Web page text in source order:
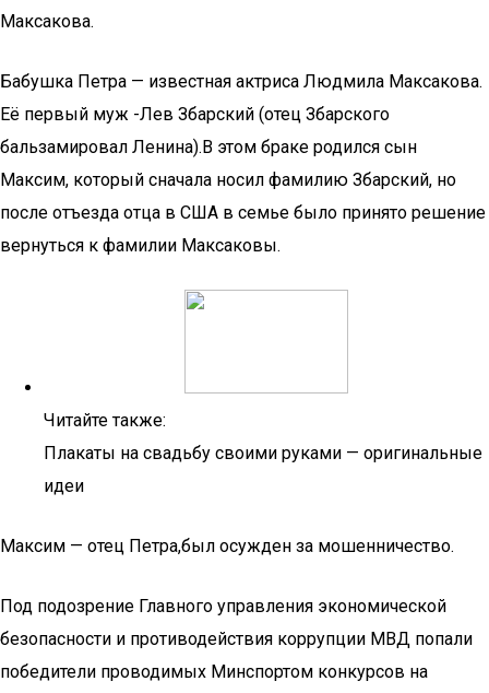
Максакова.
Бабушка Петра — известная актриса Людмила Максакова.
Её первый муж -Лев Збарский (отец Збарского
бальзамировал Ленина).В этом браке родился сын
Максим, который сначала носил фамилию Збарский, но
после отъезда отца в США в семье было принято решение
вернуться к фамилии Максаковы.
Читайте также:
Плакаты на свадьбу своими руками — оригинальные
идеи
Максим — отец Петра,был осужден за мошенничество.
Под подозрение Главного управления экономической
безопасности и противодействия коррупции МВД попали
победители проводимых Минспортом конкурсов на